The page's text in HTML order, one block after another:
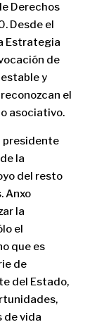
Derechos
Desde el
Estrategia
de
y
el
asociativo.
presidente
la
del resto
Anxo
la
el
que es
de
del Estado,
de vida